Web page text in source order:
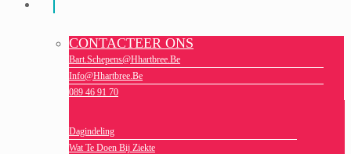
CONTACTEER ONS
Bart.schepens@hhartbree.be
Info@hhartbree.be
089 46 91 70
Dagindeling
Wat Te Doen Bij Ziekte